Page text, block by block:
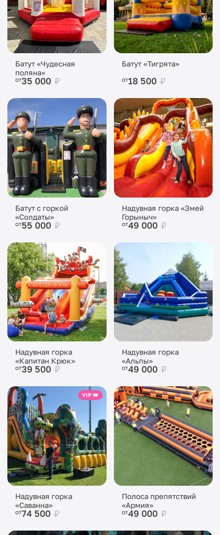
Батут «Чудесная
поляна»
от35 000 ₽
Батут «Тигрята»
от18 500 ₽
Батут с горкой
«Солдаты»
от55 000 ₽
Надувная горка «Змей
Горыныч»
от49 000 ₽
Надувная горка
«Капитан Крюк»
от39 500 ₽
Надувная горка
«Альпы»
от49 000 ₽
VIP 👑
Надувная горка
«Саванна»
от74 500 ₽
Полоса препятствий
«Армия»
от49 000 ₽